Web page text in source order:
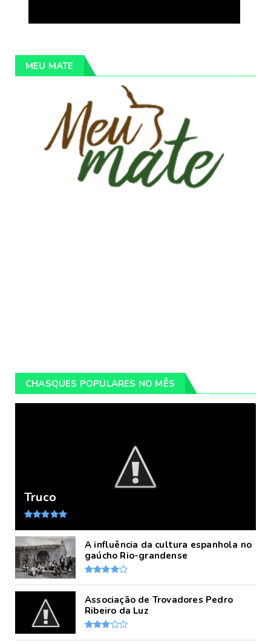
MEU MATE
CHASQUES POPULARES NO MÊS
Truco
A influência da cultura espanhola no
gaúcho Rio-grandense
Associação de Trovadores Pedro
Ribeiro da Luz